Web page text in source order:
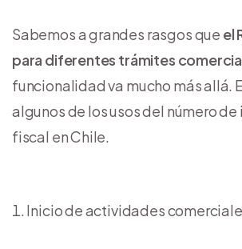
Sabemos a grandes rasgos que el
para diferentes trámites
funcionalidad va mucho más allá.
algunos de los usos del número
fiscal en Chile.
Inicio de actividades